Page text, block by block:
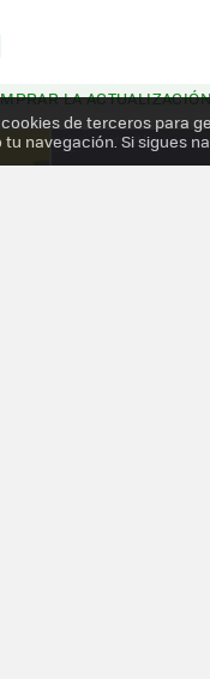
LA
de terceros para
tu navegación. Si sigues